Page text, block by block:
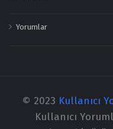
Yorumlar
© 2023 Kullanıcı
Kullanıcı